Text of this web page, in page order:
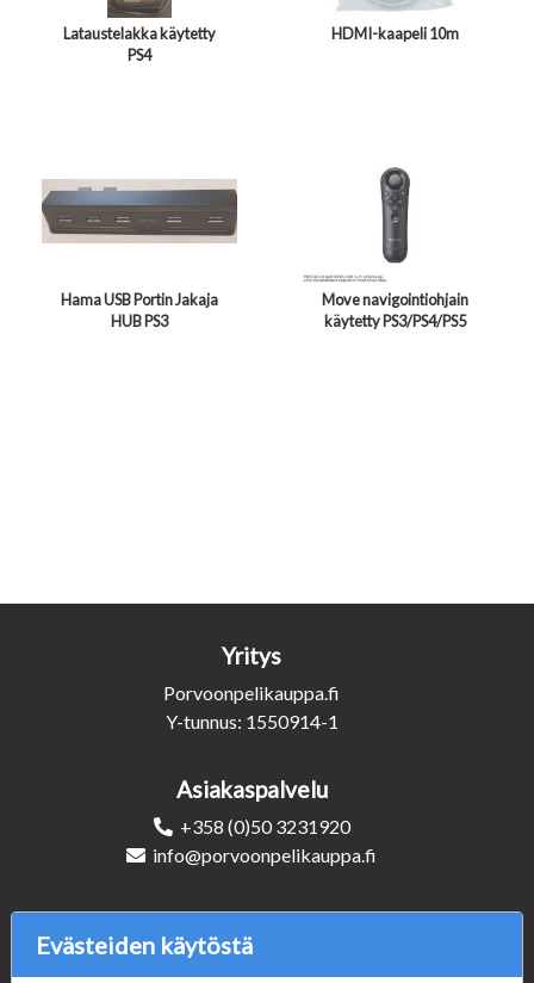
Lataustelakka käytetty
PS4
HDMI-kaapeli 10m
Hama USB Portin Jakaja
HUB PS3
Move navigointiohjain
käytetty PS3/PS4/PS5
Yritys
Porvoonpelikauppa.fi
Y-tunnus: 1550914-1
Asiakaspalvelu
+358 (0)50 3231920
info@porvoonpelikauppa.fi
Evästeiden käytöstä